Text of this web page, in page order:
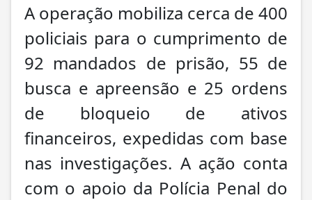
A operação mobiliza cerca de 400
policiais para o cumprimento de
92 mandados de prisão, 55 de
busca e apreensão e 25 ordens
de bloqueio de ativos
financeiros, expedidas com base
nas investigações. A ação conta
com o apoio da Polícia Penal do